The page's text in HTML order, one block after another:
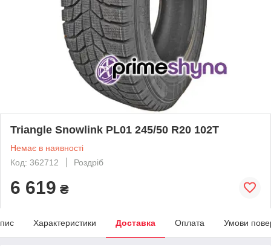
Triangle Snowlink PL01 245/50 R20 102T
Немає в наявності
Код: 362712
Роздріб
6 619 ₴
Характеристики Доставка Оплата Умови